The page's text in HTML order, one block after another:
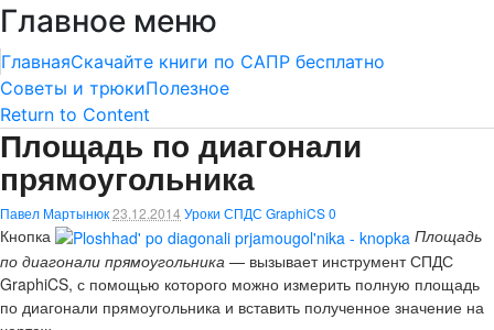
Главное меню
ГлавнаяСкачайте книги по САПР бесплатно
Советы и трюкиПолезное
Return to Content
Площадь по диагонали
прямоугольника
Павел Мартынюк23.12.2014 Уроки СПДС GraphiCS0
Кнопка
Площадь
по диагонали прямоугольника — вызывает инструмент СПДС
GraphiCS, с помощью которого можно измерить полную площадь
по диагонали прямоугольника и вставить полученное значение на